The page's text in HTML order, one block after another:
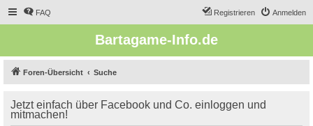
FAQ Anmelden
Registrieren
Bartagame-Info.de
Foren-Übersicht Suche
Jetzt einfach über Facebook und Co. einloggen und
mitmachen!